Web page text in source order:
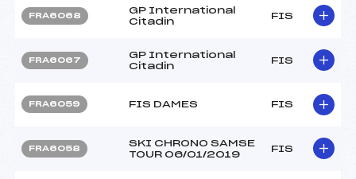
FRA6068
GP International
Citadin
FIS
FRA6067
GP International
Citadin
FIS
FRA6059 FIS DAMES FIS
FRA6058
SKI CHRONO SAMSE
TOUR 06/01/2019
FIS